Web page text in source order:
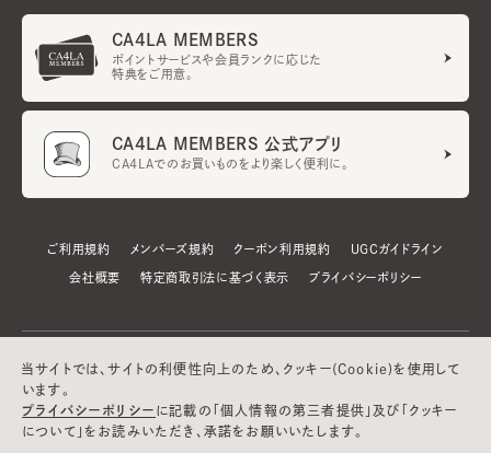
CA4LA MEMBERS
ポイントサービスや会員ランクに応じた
特典をご用意。
CA4LA MEMBERS 公式アプリ
CA4LAでのお買いものをより楽しく便利に。
ご利用規約 メンバーズ規約 クーポン利用規約 UGCガイドライン
会社概要 特定商取引法に基づく表示 プライバシーポリシー
当サイトでは、サイトの利便性向上のため、クッキー(Cookie)を使用して
います。
プライバシーポリシー に記載の「個人情報の第三者提供」及び「クッキー
について」をお読みいただき、承諾をお願いいたします。